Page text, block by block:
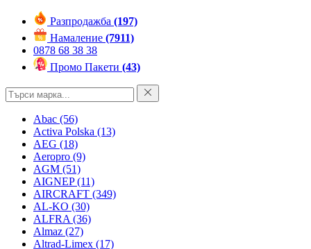
Разпродажба (197)
Намаление (7911)
0878 68 38 38
Промо Пакети (43)
Abac (56)
Activa Polska (13)
AEG (18)
Aeropro (9)
AGM (51)
AIGNEP(11)
AIRCRAFT (349)
AL-KO (30)
ALFRA (36)
Almaz (27)
Altrad-Limex (17)